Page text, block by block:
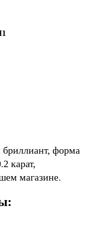
форма
карат,
магазине.